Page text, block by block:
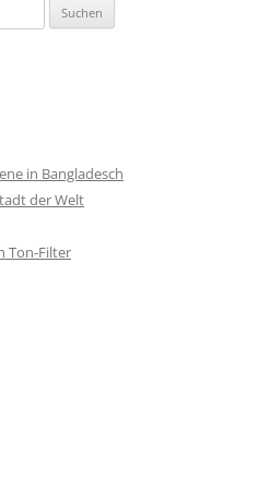
in Bangladesch
der Welt
Ton-Filter